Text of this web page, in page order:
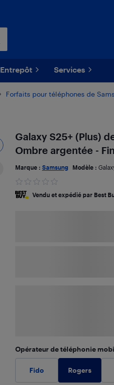
Entrepôt Services
Forfaits pour téléphones de
Galaxy S25+ (Plus)
Ombre argentée -
Marque : Samsung Modèle :
Vendu et expédié par Best
Opérateur de téléphonie
Fido Rogers